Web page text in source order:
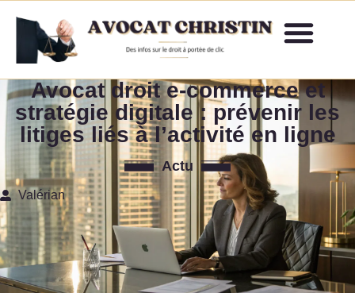
Avocat droit e-commerce et
stratégie digitale : prévenir les
litiges liés à l’activité en ligne
Actu
Valérian